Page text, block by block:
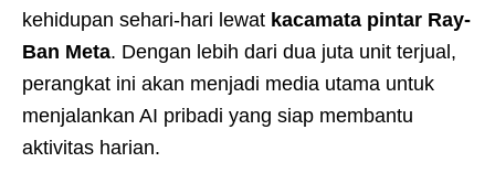
kehidupan sehari-hari lewat kacamata pintar Ray-
Ban Meta. Dengan lebih dari dua juta unit terjual,
perangkat ini akan menjadi media utama untuk
menjalankan AI pribadi yang siap membantu
aktivitas harian.